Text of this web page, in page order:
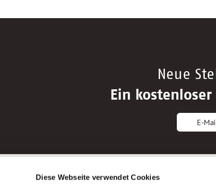
Diese Webseite verwendet Cookies
Neue
Ein kostenloser
E-
Bewerbungstipps